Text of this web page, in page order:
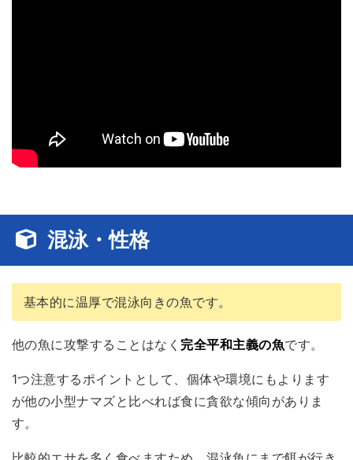
混泳・性格
基本的に温厚で混泳向きの魚です。
他の魚に攻撃することはなく 完全平和主義の魚です。
1つ注意するポイントとして、個体や環境にもよります
が他の小型ナマズと比べれば食に貪欲な傾向がありま
す。